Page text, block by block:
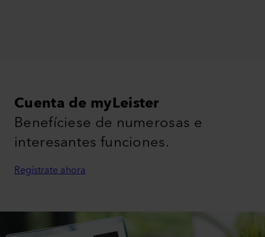
Cuenta de myLeister
Benefíciese de numerosas e
interesantes funciones.
Regístrate ahora